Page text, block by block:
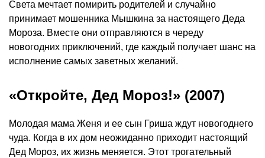
Света мечтает помирить родителей и случайно
принимает мошенника Мышкина за настоящего Деда
Мороза. Вместе они отправляются в череду
новогодних приключений, где каждый получает шанс на
исполнение самых заветных желаний.
«Откройте, Дед Мороз!» (2007)
Молодая мама Женя и ее сын Гриша ждут новогоднего
чуда. Когда в их дом неожиданно приходит настоящий
Дед Мороз, их жизнь меняется. Этот трогательный